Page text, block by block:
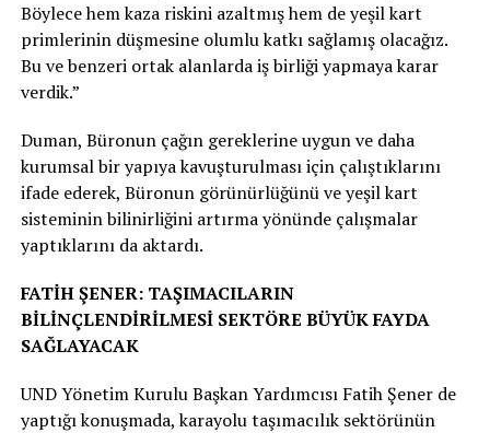
Böylece hem kaza riskini azaltmış hem de yeşil kart
primlerinin düşmesine olumlu katkı sağlamış olacağız.
Bu ve benzeri ortak alanlarda iş birliği yapmaya karar
verdik.”
Duman, Büronun çağın gereklerine uygun ve daha
kurumsal bir yapıya kavuşturulması için çalıştıklarını
ifade ederek, Büronun görünürlüğünü ve yeşil kart
sisteminin bilinirliğini artırma yönünde çalışmalar
yaptıklarını da aktardı.
FATİH ŞENER: TAŞIMACILARIN
BİLİNÇLENDİRİLMESİ SEKTÖRE BÜYÜK FAYDA
SAĞLAYACAK
UND Yönetim Kurulu Başkan Yardımcısı Fatih Şener de
yaptığı konuşmada, karayolu taşımacılık sektörünün